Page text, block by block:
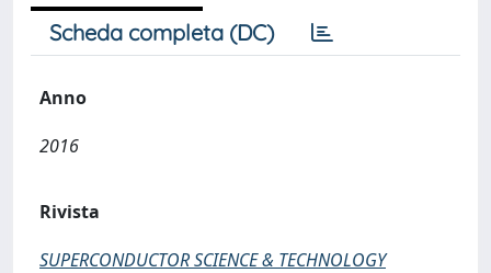
Scheda completa (DC)
Anno
2016
Rivista
SUPERCONDUCTOR SCIENCE & TECHNOLOGY